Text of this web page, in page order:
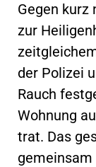
Gegen kurz
zur
der Polizei
Rauch
Wohnung
trat. Das